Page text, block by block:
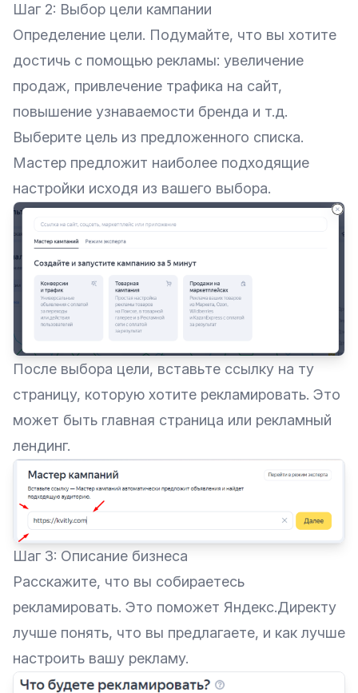
Шаг 2: Выбор цели кампании
Определение цели. Подумайте, что вы хотите
достичь с помощью рекламы: увеличение
продаж, привлечение трафика на сайт,
повышение узнаваемости бренда и т.д.
Выберите цель из предложенного списка.
Мастер предложит наиболее подходящие
настройки исходя из вашего выбора.
После выбора цели, вставьте ссылку на ту
страницу, которую хотите рекламировать. Это
может быть главная страница или рекламный
лендинг.
Шаг 3: Описание бизнеса
Расскажите, что вы собираетесь
рекламировать. Это поможет Яндекс.Директу
лучше понять, что вы предлагаете, и как лучше
настроить вашу рекламу.